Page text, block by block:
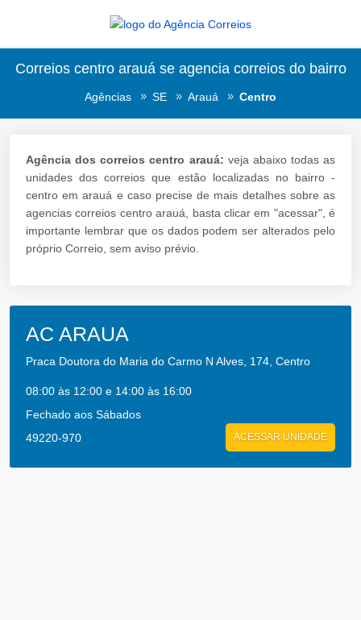
Correios centro arauá se agencia correios do bairro
Agências SE Arauá Centro
Agência dos correios centro arauá: veja abaixo todas as
unidades dos correios que estão localizadas no bairro -
centro em arauá e caso precise de mais detalhes sobre as
agencias correios centro arauá, basta clicar em "acessar", é
importante lembrar que os dados podem ser alterados pelo
próprio Correio, sem aviso prévio.
AC ARAUA
Praca Doutora do Maria do Carmo N Alves, 174, Centro
08:00 às 12:00 e 14:00 às 16:00
Fechado aos Sábados
49220-970
ACESSAR UNIDADE